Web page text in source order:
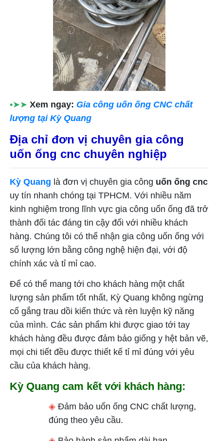
•➤➤ Xem ngay: Gia công uốn ống CNC chất
lượng tại Kỳ Quang
Địa chỉ đơn vị chuyên gia công
uốn ống cnc chuyên nghiệp
Kỳ Quang là đơn vị chuyên gia công uốn ống cnc
uy tín nhanh chóng tại TPHCM. Với nhiều năm
kinh nghiệm trong lĩnh vực gia công uốn ống đã trở
thành đối tác đáng tin cậy đối với nhiều khách
hàng. Chúng tôi có thể nhận gia công uốn ống với
số lượng lớn bằng công nghệ hiện đại, với độ
chính xác và tỉ mỉ cao.
Để có thể mang tới cho khách hàng một chất
lượng sản phẩm tốt nhất, Kỳ Quang không ngừng
cố gắng trau dồi kiến thức và rèn luyện kỹ năng
của mình. Các sản phẩm khi được giao tới tay
khách hàng đều được đảm bảo giống y hệt bản vẽ,
mọi chi tiết đều được thiết kế tỉ mỉ đúng với yêu
cầu của khách hàng.
Kỳ Quang cam kết với khách hàng:
◈ Đảm bảo uốn ống CNC chất lượng,
đúng theo yêu cầu.